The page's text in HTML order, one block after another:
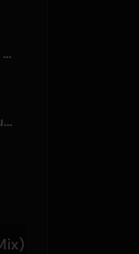
Kawanishi Natsuki releases digital single 'Sayonara wa Ichiban Kirei na Atashi de'
KOMOREBI Releases New Summer Single 'Letsu Natsu'